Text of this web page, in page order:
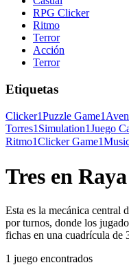
RPG Clicker
Ritmo
Terror
Acción
Terror
Etiquetas
Clicker1Puzzle Game1
Torres1 Simulation1Juego
Ritmo1Clicker Game1
Tres en Raya
Esta es la mecánica central
por turnos, donde los
fichas en una cuadrícula de
1 juego encontrados